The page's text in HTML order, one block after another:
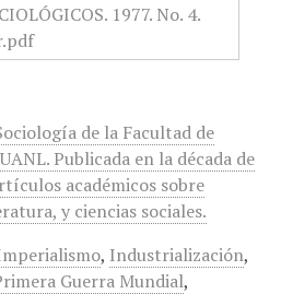
de la Facultad de
Publicada en la década de
académicos sobre
y ciencias sociales.
, Industrialización,
Guerra Mundial,